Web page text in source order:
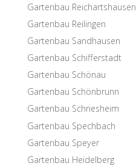
Garten­bau Reichartshausen
Garten­bau Reilingen
Garten­bau Sandhausen
Garten­bau Schifferstadt
Garten­bau Schönau
Garten­bau Schönbrunn
Garten­bau Schriesheim
Garten­bau Spechbach
Garten­bau Speyer
Garten­bau Heidelberg